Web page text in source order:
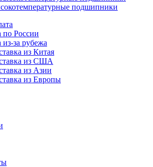
подшипники
по России
из-за рубежа
из Китая
из США
из Азии
из Европы